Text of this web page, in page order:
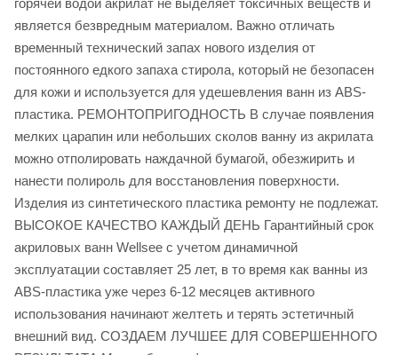
является безвредным материалом. Важно отличать
временный технический запах нового изделия от
постоянного едкого запаха стирола, который не безопасен
для кожи и используется для удешевления ванн из ABS-
пластика. РЕМОНТОПРИГОДНОСТЬ В случае появления
мелких царапин или небольших сколов ванну из акрилата
можно отполировать наждачной бумагой, обезжирить и
нанести полироль для восстановления поверхности.
Изделия из синтетического пластика ремонту не подлежат.
ВЫСОКОЕ КАЧЕСТВО КАЖДЫЙ ДЕНЬ Гарантийный срок
акриловых ванн Wellsee с учетом динамичной
эксплуатации составляет 25 лет, в то время как ванны из
ABS-пластика уже через 6-12 месяцев активного
использования начинают желтеть и терять эстетичный
внешний вид. СОЗДАЕМ ЛУЧШЕЕ ДЛЯ СОВЕРШЕННОГО